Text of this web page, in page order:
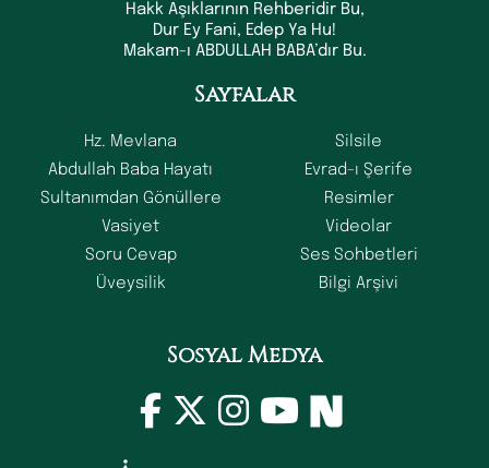
Hakk Aşıklarının Rehberidir Bu,
Dur Ey Fani, Edep Ya Hu!
Makam-ı ABDULLAH BABA’dır Bu.
Sayfalar
Hz. Mevlana
Abdullah Baba Hayatı
Sultanımdan Gönüllere
Vasiyet
Soru Cevap
Üveysilik
Silsile
Evrad-ı Şerife
Resimler
Videolar
Ses Sohbetleri
Bilgi Arşivi
Sosyal Medya